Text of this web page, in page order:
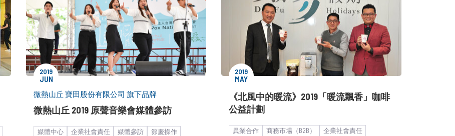
2019
JUN
微熱山丘 寶田股份有限公司 旗下品牌
微熱山丘 2019 原聲音樂會媒體參訪
媒體中心 企業社會責任 媒體參訪
節慶操作
2019
MAY
《北風中的暖流》2019「暖流飄香」咖啡
公益計劃
異業合作 商務市場（B2B）
企業社會責任